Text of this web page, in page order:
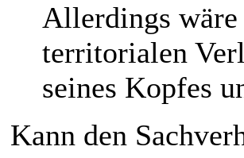
Allerdings wäre
territorialen
seines Kopfes
Kann den